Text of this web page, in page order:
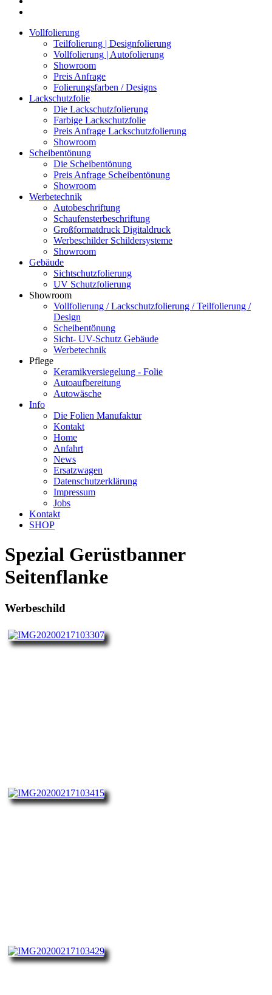
Vollfolierung
Teilfolierung | Designfolierung
Vollfolierung | Autofolierung
Showroom
Preis Anfrage
Folierungsfarben / Designs
Lackschutzfolie
Die Lackschutzfolierung
Farbige Lackschutzfolie
Preis Anfrage Lackschutzfolierung
Showroom
Scheibentönung
Die Scheibentönung
Preis Anfrage Scheibentönung
Showroom
Werbetechnik
Autobeschriftung
Schaufensterbeschriftung
Großformatdruck Digitaldruck
Werbeschilder Schildersysteme
Showroom
Gebäude
Sichtschutzfolierung
UV Schutzfolierung
Showroom
Vollfolierung / Lackschutzfolierung / Teilfolierung /
Design
Scheibentönung
Sicht- UV-Schutz Gebäude
Werbetechnik
Pflege
Keramikversiegelung - Folie
Autoaufbereitung
Autowäsche
Info
Die Folien Manufaktur
Kontakt
Home
Anfahrt
News
Ersatzwagen
Datenschutzerklärung
Impressum
Jobs
Kontakt
SHOP
Spezial Gerüstbanner
Seitenflanke
Werbeschild